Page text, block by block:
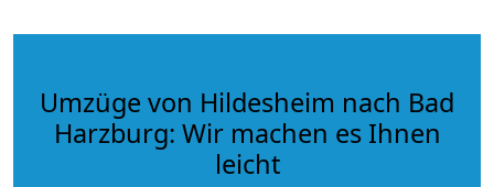
Umzüge von Hildesheim nach Bad
Harzburg: Wir machen es Ihnen
leicht